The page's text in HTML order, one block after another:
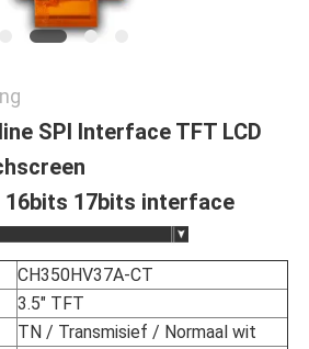
SPI Interface TFT LCD
17bits interface
CH350HV37A-CT
3.5" TFT
TN / Transmisief / Normaal wit